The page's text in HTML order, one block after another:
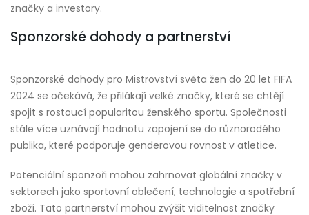
značky a investory.
Sponzorské dohody a partnerství
Sponzorské dohody pro Mistrovství světa žen do 20 let FIFA
2024 se očekává, že přilákají velké značky, které se chtějí
spojit s rostoucí popularitou ženského sportu. Společnosti
stále více uznávají hodnotu zapojení se do různorodého
publika, které podporuje genderovou rovnost v atletice.
Potenciální sponzoři mohou zahrnovat globální značky v
sektorech jako sportovní oblečení, technologie a spotřební
zboží. Tato partnerství mohou zvýšit viditelnost značky